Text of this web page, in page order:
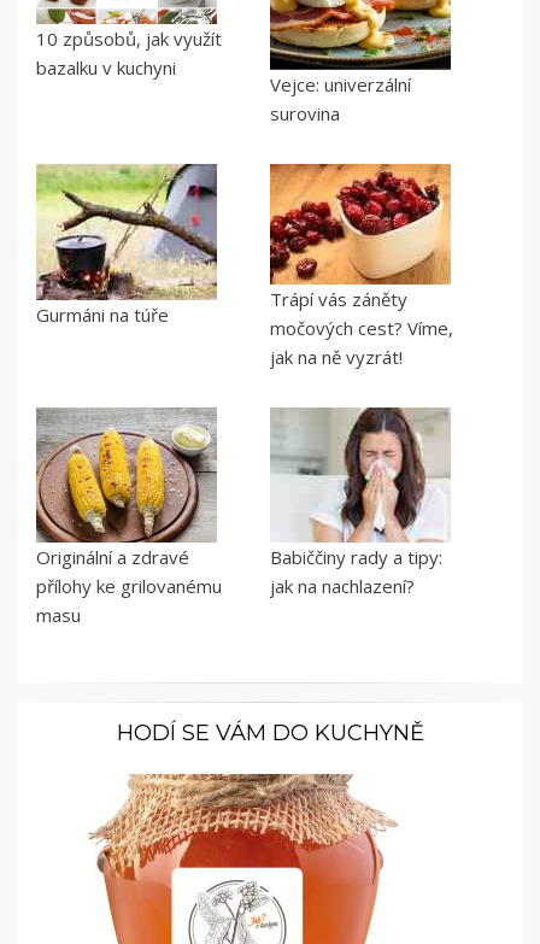
10 způsobů, jak využít
bazalku v kuchyni
Vejce: univerzální
surovina
Gurmáni na túře
Trápí vás záněty
močových cest? Víme,
jak na ně vyzrát!
Originální a zdravé
přílohy ke grilovanému
masu
Babiččiny rady a tipy:
jak na nachlazení?
HODÍ SE VÁM DO KUCHYNĚ